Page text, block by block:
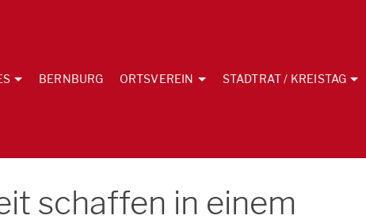
BERNBURG ORTSVEREIN STADTRAT / KREISTAG
schaffen in einem